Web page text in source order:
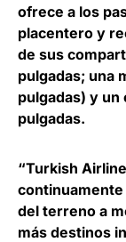
ofrece a los
placentero y
de sus
pulgadas; una
pulgadas) y un
pulgadas.
“Turkish
del terreno a
más destinos